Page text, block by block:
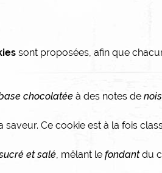
sont proposées, afin que
chocolatée à des notes de
Ce cookie est à la fois
et salé, mêlant le fondantdu